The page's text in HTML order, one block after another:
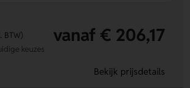
BTW) vanaf € 206,17
keuzes
Bekijk prijsdetails